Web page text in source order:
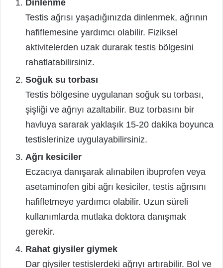
Dinlenme
Testis ağrısı yaşadığınızda dinlenmek, ağrının
hafiflemesine yardımcı olabilir. Fiziksel
aktivitelerden uzak durarak testis bölgesini
rahatlatabilirsiniz.
Soğuk su torbası
Testis bölgesine uygulanan soğuk su torbası,
şişliği ve ağrıyı azaltabilir. Buz torbasını bir
havluya sararak yaklaşık 15-20 dakika boyunca
testislerinize uygulayabilirsiniz.
Ağrı kesiciler
Eczacıya danışarak alınabilen ibuprofen veya
asetaminofen gibi ağrı kesiciler, testis ağrısını
hafifletmeye yardımcı olabilir. Uzun süreli
kullanımlarda mutlaka doktora danışmak
gerekir.
Rahat giysiler giymek
Dar giysiler testislerdeki ağrıyı artırabilir. Bol ve